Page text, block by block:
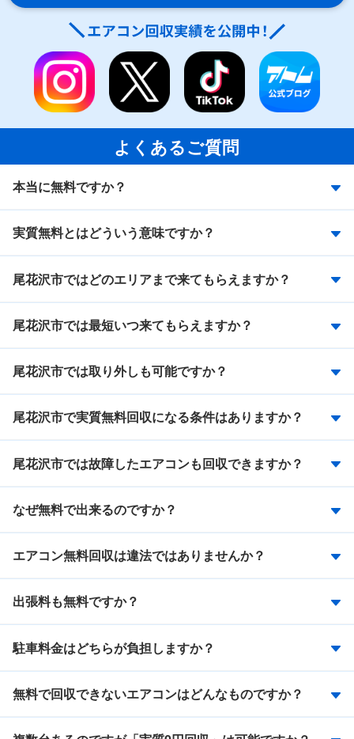
よくあるご質問
本当に無料ですか？
実質無料とはどういう意味ですか？
尾花沢市ではどのエリアまで来てもらえますか？
尾花沢市では最短いつ来てもらえますか？
尾花沢市では取り外しも可能ですか？
尾花沢市で実質無料回収になる条件はありますか？
尾花沢市では故障したエアコンも回収できますか？
なぜ無料で出来るのですか？
エアコン無料回収は違法ではありませんか？
出張料も無料ですか？
駐車料金はどちらが負担しますか？
無料で回収できないエアコンはどんなものですか？